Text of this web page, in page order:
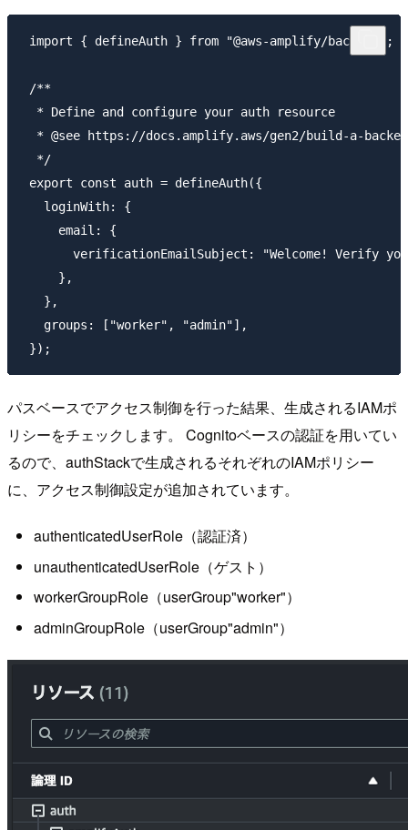
import { defineAuth } from "@aws-amplify/backend";
/**
  * Define and configure your auth resource
* @see https://docs.amplify.aws/gen2/build-a-
  */
export const auth = defineAuth({
   loginWith: {
     email: {
verificationEmailSubject: "Welcome! Verify
     },
   },
   groups: ["worker", "admin"],
パスベースでアクセス制御を行った結果、生成されるIAMポ
リシーをチェックします。 Cognitoベースの認証を用いてい
るので、authStackで生成されるそれぞれのIAMポリシー
に、アクセス制御設定が追加されています。
authenticatedUserRole（認証済）
unauthenticatedUserRole（ゲスト）
workerGroupRole（userGroup"worker"）
adminGroupRole（userGroup"admin"）